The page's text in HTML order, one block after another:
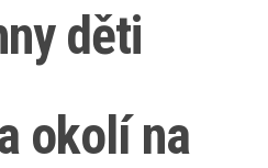
děti
okolí na